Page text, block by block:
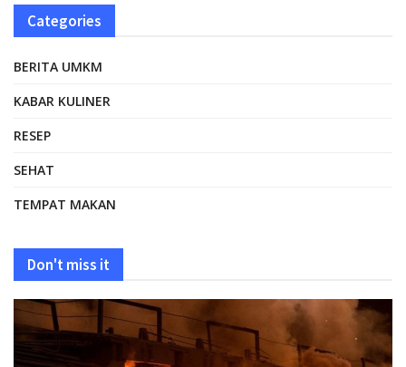
Categories
BERITA UMKM
KABAR KULINER
RESEP
SEHAT
TEMPAT MAKAN
Don't miss it